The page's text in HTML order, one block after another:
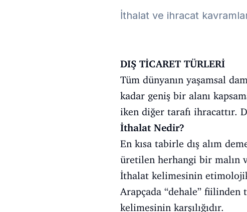
İthalat ve ihracat
DIŞ TİCARET TÜRLERİ
Tüm dünyanın yaşamsal
kadar geniş bir alanı
iken diğer tarafı ihracattır.
İthalat Nedir?
En kısa tabirle dış alım
üretilen herhangi bir malın
İthalat kelimesinin
Arapçada “dehale” fiilinden
kelimesinin karşılığıdır.